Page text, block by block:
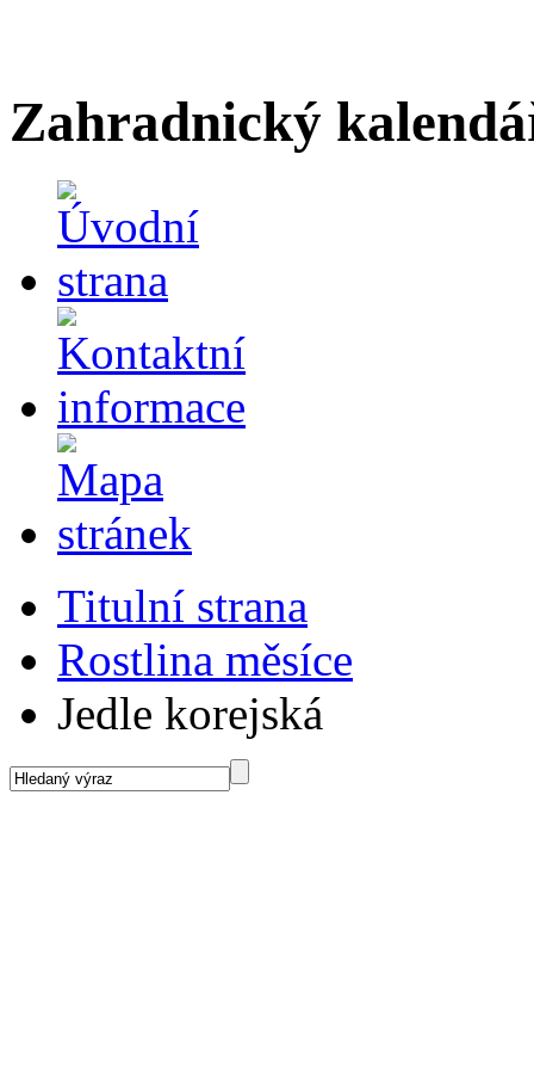
Zahradnický
Titulní strana
Rostlina měsíce
Jedle korejská